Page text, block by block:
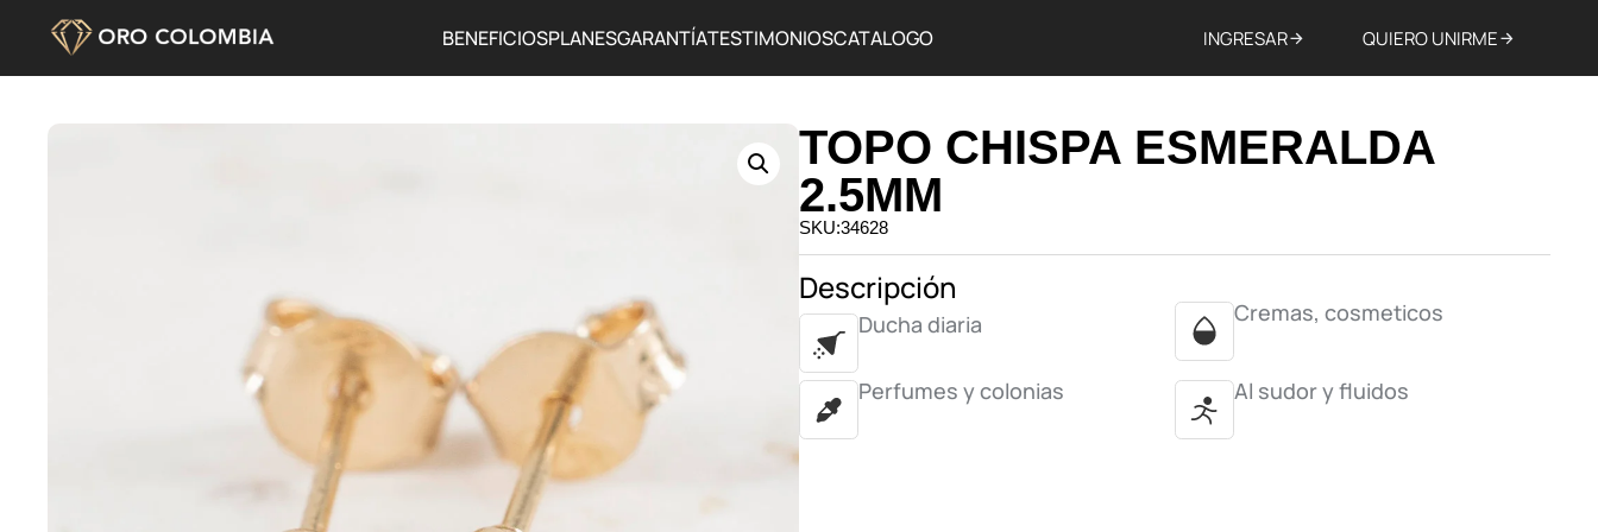
BENEFICIOSPLANESGARANTÍATESTIMONIOSCATALOGO INGRESAR QUIERO UNIRME
TOPO CHISPA ESMERALDA
2.5MM
SKU:34628
Descripción
Ducha diaria Cremas, cosmeticos
Perfumes y colonias Al sudor y fluidos